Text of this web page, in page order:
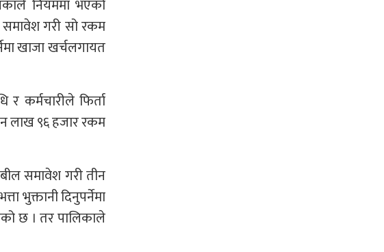
नियममा भएको
समावेश गरी सो रकम
खाजा खर्चलगायत
कर्मचारीले फिर्ता
लाख ९६ हजार रकम
समावेश गरी तीन
भुक्तानी दिनुपर्नेमा
छ । तर पालिकाले